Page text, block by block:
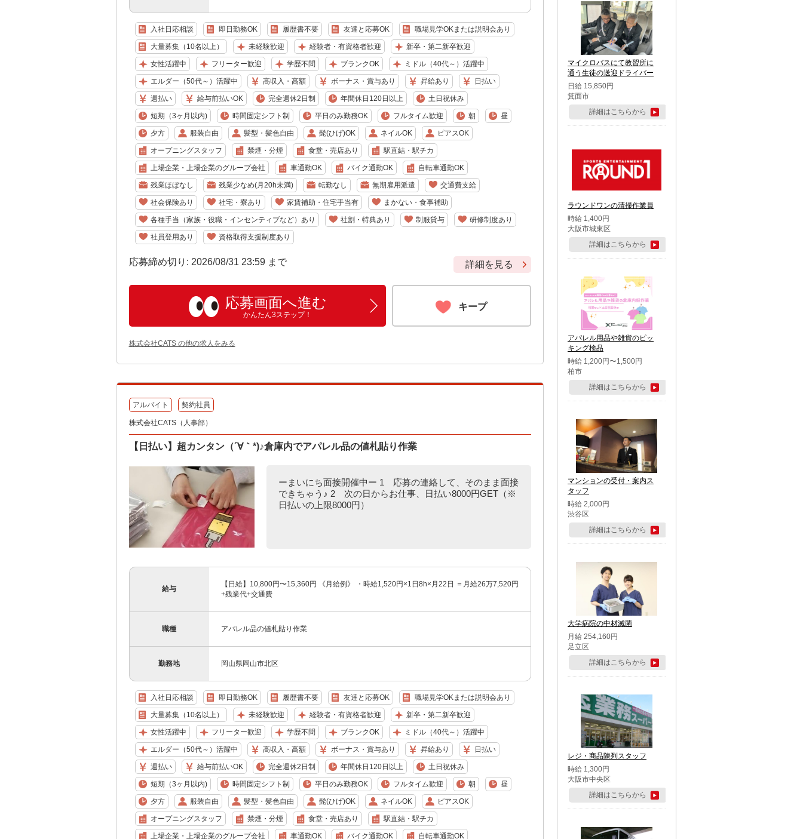
入社日応相談 即日勤務OK 履歴書不要 友達と応募OK 職場見学OKまたは説明会あり
大量募集（10名以上） 未経験歓迎 経験者・有資格者歓迎 新卒・第二新卒歓迎
女性活躍中 フリーター歓迎 学歴不問 ブランクOK ミドル（40代～）活躍中
エルダー（50代～）活躍中 高収入・高額 ボーナス・賞与あり 昇給あり 日払い
週払い 給与前払いOK 完全週休2日制 年間休日120日以上 土日祝休み
短期（3ヶ月以内) 時間固定シフト制 平日のみ勤務OK フルタイム歓迎 朝 昼
夕方 服装自由 髪型・髪色自由 髭(ひげ)OK ネイルOK ピアスOK
オープニングスタッフ 禁煙・分煙 食堂・売店あり 駅直結・駅チカ
上場企業・上場企業のグループ会社 車通勤OK バイク通勤OK 自転車通勤OK
残業ほぼなし 残業少なめ(月20h未満) 転勤なし 無期雇用派遣 交通費支給
社会保険あり 社宅・寮あり 家賃補助・住宅手当有 まかない・食事補助
各種手当（家族・役職・インセンティブなど）あり 社割・特典あり 制服貸与 研修制度あり
社員登用あり 資格取得支援制度あり
応募締め切り: 2026/08/31 23:59 まで 詳細を見る
応募画面へ進む
かんたん3ステップ！
キープ
株式会社CATS の他の求人をみる
アルバイト 契約社員
株式会社CATS（人事部）
【日払い】超カンタン（´∀｀*)♪倉庫内でアパレル品の値札貼り作業
ーまいにち面接開催中ー 1 応募の連絡して、そのまま面接
できちゃう♪ 2 次の日からお仕事、日払い8000円GET（※
日払いの上限8000円）
給与
【日給】10,800円〜15,360円 《月給例》 ・時給1,520円×1日8h×月22日 ＝月給26万7,520円
+残業代+交通費
職種 アパレル品の値札貼り作業
勤務地 岡山県岡山市北区
入社日応相談 即日勤務OK 履歴書不要 友達と応募OK 職場見学OKまたは説明会あり
大量募集（10名以上） 未経験歓迎 経験者・有資格者歓迎 新卒・第二新卒歓迎
女性活躍中 フリーター歓迎 学歴不問 ブランクOK ミドル（40代～）活躍中
エルダー（50代～）活躍中 高収入・高額 ボーナス・賞与あり 昇給あり 日払い
週払い 給与前払いOK 完全週休2日制 年間休日120日以上 土日祝休み
短期（3ヶ月以内) 時間固定シフト制 平日のみ勤務OK フルタイム歓迎 朝 昼
夕方 服装自由 髪型・髪色自由 髭(ひげ)OK ネイルOK ピアスOK
オープニングスタッフ 禁煙・分煙 食堂・売店あり 駅直結・駅チカ
上場企業・上場企業のグループ会社 車通勤OK バイク通勤OK 自転車通勤OK
マイクロバスにて教習所に
通う生徒の送迎ドライバー
日給 15,850円
箕面市
詳細はこちらから
ラウンドワンの清掃作業員
時給 1,400円
大阪市城東区
詳細はこちらから
アパレル用品や雑貨のピッ
キング検品
時給 1,200円〜1,500円
柏市
詳細はこちらから
マンションの受付・案内ス
タッフ
時給 2,000円
渋谷区
詳細はこちらから
大学病院の中材滅菌
月給 254,160円
足立区
詳細はこちらから
レジ・商品陳列スタッフ
時給 1,300円
大阪市中央区
詳細はこちらから